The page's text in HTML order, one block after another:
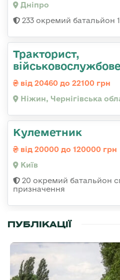
Дніпро
233 окремий батальйон
Тракторист,
від 20460 до 22100 грн
Ніжин, Чернігівська
Кулеметник
від 20000 до 120000 грн
Київ
20 окремий батальйон
призначення
ПУБЛІКАЦІЇ